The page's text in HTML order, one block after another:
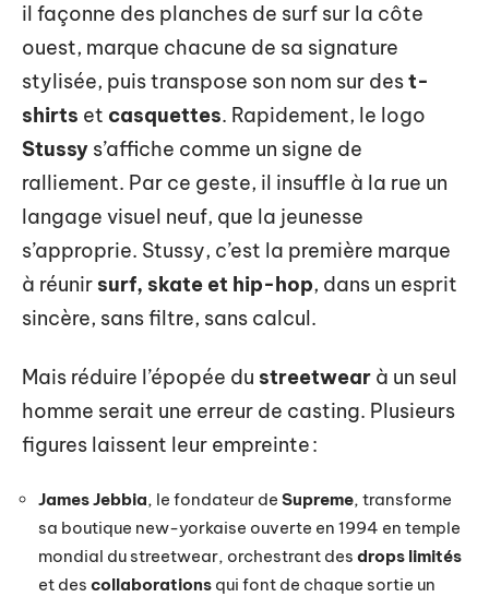
il façonne des planches de surf sur la côte
ouest, marque chacune de sa signature
stylisée, puis transpose son nom sur dest-
shirts et casquettes. Rapidement, le logo
Stussy s’affiche comme un signe de
ralliement. Par ce geste, il insuffle à la rue un
langage visuel neuf, que la jeunesse
s’approprie. Stussy, c’est la première marque
à réunir surf, skate et hip-hop, dans un esprit
sincère, sans filtre, sans calcul.
Mais réduire l’épopée du streetwear à un seul
homme serait une erreur de casting. Plusieurs
figures laissent leur empreinte :
James Jebbia, le fondateur de Supreme, transforme
sa boutique new-yorkaise ouverte en 1994 en temple
mondial du streetwear, orchestrant des drops limités
et des collaborations qui font de chaque sortie un